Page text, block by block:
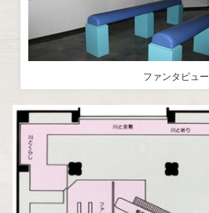
ファンタビュー